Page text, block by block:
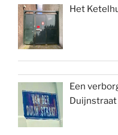
Het
Een
Duijnstraat